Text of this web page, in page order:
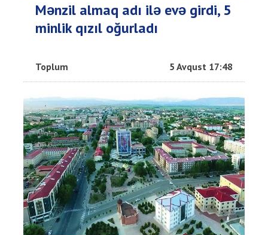
Mənzil almaq adı ilə evə girdi, 5
minlik qızıl oğurladı
Toplum 5 Avqust 17:48